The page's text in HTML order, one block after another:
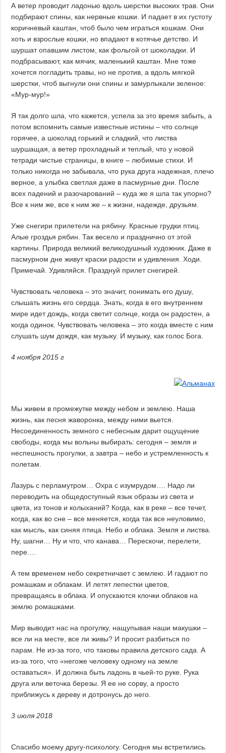
А ветер проводит ладонью вдоль шерстки высоких трав. Они
подбирают спины, как нервные кошки. И падает в их густоту
коричневый каштан, чтоб было чем играться кошкам. Они
хоть и взрослые кошки, но впадают в котячье детство. И
шуршат опавшим листом, как фольгой от шоколадки. И
подбрасывают, как мячик, маленький каштан. Мне тоже
хочется погладить травы, но не против, а вдоль мягкой
шерстки, чтоб выгнули они спины и замурлыкали зеленое:
«Мур-мур!»
Я так долго шла, что кажется, успела за это время забыть, а
потом вспомнить самые известные истины – что солнце
горячее, а шоколад горький и сладкий, что листва
шуршащая, а ветер прохладный и теплый, что у новой
тетради чистые страницы, в книге – любимые стихи. И
только никогда не забывала, что рука друга надежная, плечо
верное, а улыбка светлая даже в пасмурные дни. После
всех падений и разочарований – куда же я шла так упорно?
Все к ним же, все к ним же – к жизни, надежде, друзьям.
Уже снегири прилетели на рябину. Красные грудки птиц.
Алые гроздья рябин. Так весело и празднично от этой
картины. Природа великий великодушный художник. Даже в
пасмурном дне живут краски радости и удивления. Ходи.
Примечай. Удивляйся. Празднуй прилет снегирей.
Чувствовать человека – это значит, понимать его душу,
слышать жизнь его сердца. Знать, когда в его внутреннем
мире идет дождь, когда светит солнце, когда он радостен, а
когда одинок. Чувствовать человека – это когда вместе с ним
слушать шум дождя, как музыку. И музыку, как голос Бога.
4 ноября 2015 г
Мы живем в промежутке между небом и землею. Наша
жизнь, как песня жаворонка, между ними вьется.
Несоединенность земного с небесным дарит ощущение
свободы, когда мы вольны выбирать: сегодня – земля и
неспешность прогулки, а завтра – небо и устремленность к
полетам.
Лазурь с перламутром… Охра с изумрудом…. Надо ли
переводить на общедоступный язык образы из света и
цвета, из тонов и колыханий? Когда, как в реке – все течет,
когда, как во сне – все меняется, когда так все неуловимо,
как мысль, как синяя птица. Небо и облака. Земля и листва.
Ну, шагни… Ну и что, что канава… Перескочи, перелети,
пере.…
А тем временем небо секретничает с землею. И гадают по
ромашкам и облакам. И летят лепестки цветов,
превращаясь в облака. И опускаются клочки облаков на
землю ромашками.
Мир выводит нас на прогулку, нащупывая наши макушки –
все ли на месте, все ли живы? И просит разбиться по
парам. Не из-за того, что таковы правила детского сада. А
из-за того, что «негоже человеку одному на земле
оставаться». И должна быть ладонь в чьей-то руке. Рука
друга или веточка березы. Я ее не сорву, а просто
приближусь к дереву и дотронусь до него.
3 июля 2018
Спасибо моему другу-психологу. Сегодня мы встретились.